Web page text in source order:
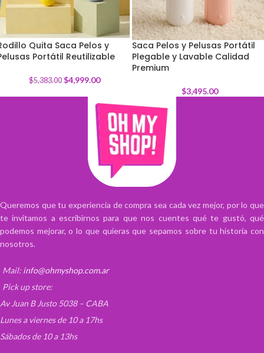
-7%
Quita Saca Pelos y
Portátil Reutilizable
$5,383.00 $4,999.00
Saca Pelos y Pelusas Portátil
Plegable y Lavable Calidad
Premium
$3,495.00
Queremos que tu experiencia de compra sea cada vez mejor, por lo que
te invitamos a escribirnos para que nos cuentes qué te gustó, qué
podemos mejorar, o lo que quieras que sepamos sobre tu historia con
nosotros.
Mail: info@ohmyshop.com.ar
Pick up store:
Av Juan B Justo 5038 – CABA
Lunes a viernes de 10 a 17hs
Sábados de 10 a 13hs